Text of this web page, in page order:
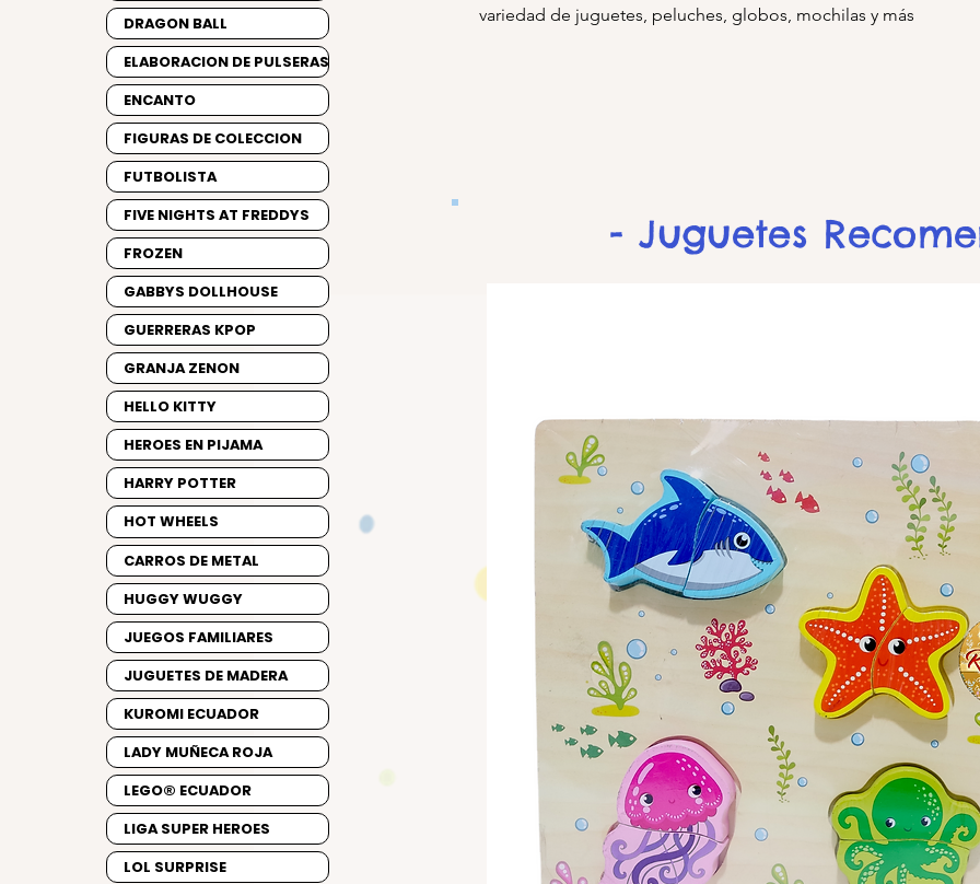
variedad de juguetes, peluches, globos, mochilas y más
- Juguetes
DRAGON BALL
ELABORACION DE PULSERAS
ENCANTO
FIGURAS DE COLECCION
FUTBOLISTA
FIVE NIGHTS AT FREDDYS
FROZEN
GABBYS DOLLHOUSE
GUERRERAS KPOP
GRANJA ZENON
HELLO KITTY
HEROES EN PIJAMA
HARRY POTTER
HOT WHEELS
CARROS DE METAL
HUGGY WUGGY
JUEGOS FAMILIARES
JUGUETES DE MADERA
KUROMI ECUADOR
LADY MUÑECA ROJA
LEGO® ECUADOR
LIGA SUPER HEROES
LOL SURPRISE